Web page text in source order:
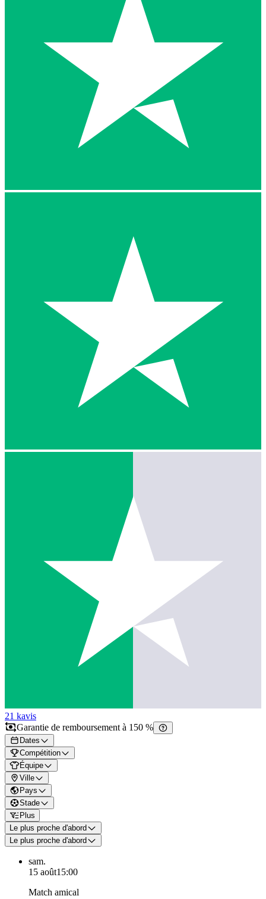
21 kavis
Garantie de remboursement à 150 %
Dates
Compétition
Équipe
Ville
Pays
Stade
Plus
Le plus proche d'abord
Le plus proche d'abord
sam.
15 août15:00
Match amical